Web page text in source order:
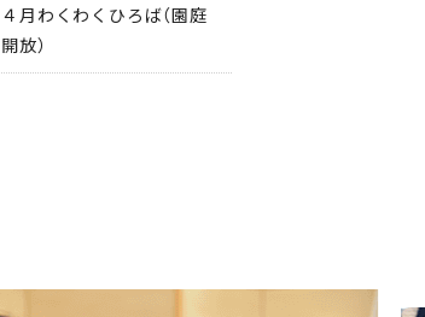
４月わくわくひろば（園庭
開放）